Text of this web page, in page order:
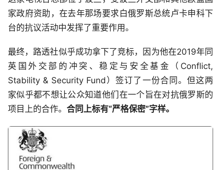
家政府资助，在去年那场要求白俄罗斯总统卢卡申科下
台的抗议活动中发挥了重要作用。
最终，路透社似乎成功拿下了竞标，因为他在2019年同
英国外交部的冲突、稳定与安全基金（Conflict,
Stability & Security Fund）签订了一份合同。但这两
家似乎都不想让公众知道他们在一个旨在对抗俄罗斯的
项目上的合作。 合同上标有“严格保密”字样。